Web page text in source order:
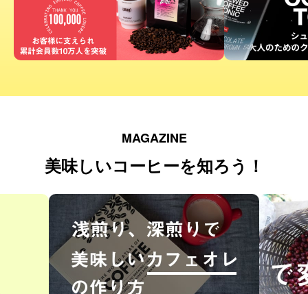
MAGAZINE
美味しいコーヒーを知ろう！